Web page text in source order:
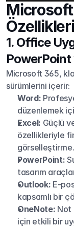
Microsoft
Özellikleri
1. Office
PowerPoint
Microsoft 365,
sürümlerini içerir:
Word:
düzenlemek
Excel: Güçlü
özellikleriyle
görselleştirme.
PowerPoint:
tasarım
Outlook: E-
kapsamlı bir
OneNote: Not
için etkili bir